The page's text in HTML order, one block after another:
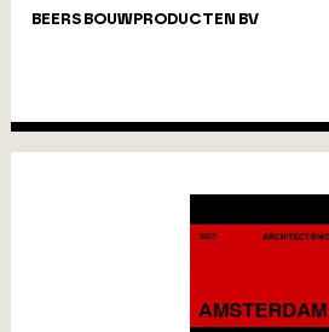
BEERS BOUWPRODUCTEN BV